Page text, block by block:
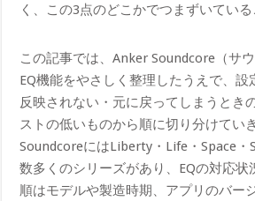
く、この3点のどこかでつまずいている
この記事では、Anker Soundcore（サ
EQ機能をやさしく整理したうえで、設
反映されない・元に戻ってしまうとき
ストの低いものから順に切り分けてい
SoundcoreにはLiberty・Life・Space
数多くのシリーズがあり、EQの対応状
順はモデルや製造時期、アプリのバー